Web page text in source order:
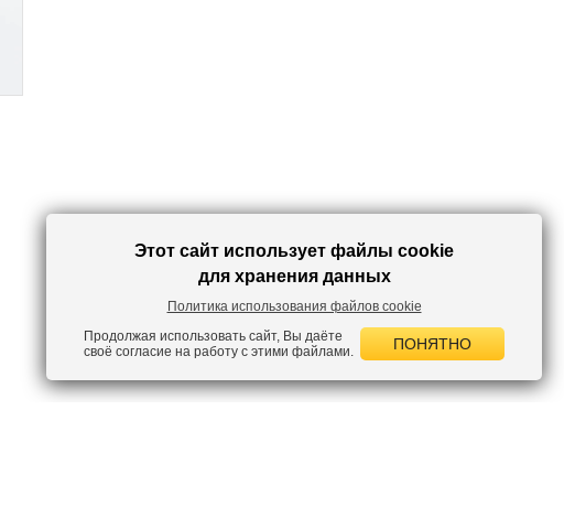
Этот сайт использует файлы cookie
для хранения данных
Политика использования файлов cookie
Продолжая использовать сайт, Вы даёте
своё согласие на работу с этими файлами.
ПОНЯТНО